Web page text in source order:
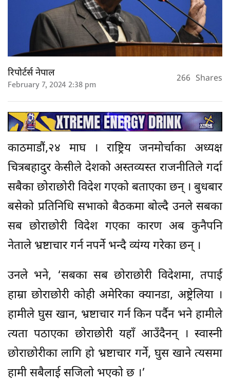
रिपोर्टर्स नेपाल
February 7, 2024 2:38 pm 266 Shares
काठमाडौं,२४ माघ । राष्ट्रिय जनमोर्चाका अध्यक्ष
चित्रबहादुर केसीले देशको अस्तव्यस्त राजनीतिले गर्दा
सबैका छोराछोरी विदेश गएको बताएका छन् । बुधबार
बसेको प्रतिनिधि सभाको बैठकमा बोल्दै उनले सबका
सब छोराछोरी विदेश गएका कारण अब कुनैपनि
नेताले भ्रष्टाचार गर्न नपर्ने भन्दै व्यंग्य गरेका छन् ।
उनले भने, ‘सबका सब छोराछोरी विदेशमा, तपाई
हाम्रा छोराछोरी कोही अमेरिका क्यानडा, अष्ट्रेलिया ।
हामीले घुस खान, भ्रष्टाचार गर्न किन पर्दैन भने हामीले
त्यता पठाएका छोराछोरी यहाँ आउँदैनन् । स्वास्नी
छोराछोरीका लागि हो भ्रष्टाचार गर्ने, घुस खाने त्यसमा
हामी सबैलाई सजिलो भएको छ ।’